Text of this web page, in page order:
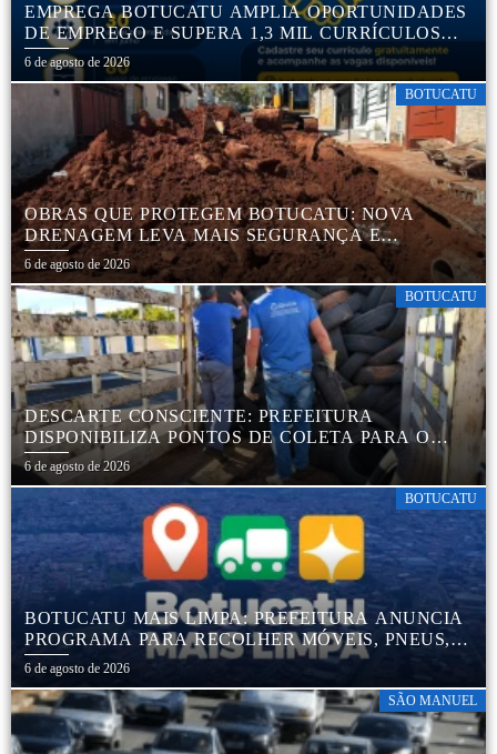
EMPREGA BOTUCATU AMPLIA OPORTUNIDADES
DE EMPREGO E SUPERA 1,3 MIL CURRÍCULOS
CADASTRADOS
6 de agosto de 2026
BOTUCATU
OBRAS QUE PROTEGEM BOTUCATU: NOVA
DRENAGEM LEVA MAIS SEGURANÇA E
TRANQUILIDADE AOS MORADORES DA COHAB
5
6 de agosto de 2026
BOTUCATU
DESCARTE CONSCIENTE: PREFEITURA
DISPONIBILIZA PONTOS DE COLETA PARA O
DESCARTE AMBIENTALMENTE CORRETO DE
PNEUS, GARANTINDO DESTINAÇÃO ADEQUADA
E PRESERVAÇÃO AMBIENTAL
6 de agosto de 2026
BOTUCATU
BOTUCATU MAIS LIMPA: PREFEITURA ANUNCIA
PROGRAMA PARA RECOLHER MÓVEIS, PNEUS,
COLCHÕES E OUTROS MATERIAIS SEM USO
6 de agosto de 2026
SÃO MANUEL